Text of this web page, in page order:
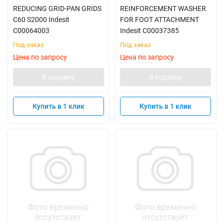
REDUCING GRID-PAN GRIDS
C60 S2000 Indesit
C00064003
Под заказ
Цена по запросу
В корзину
Купить в 1 клик
REINFORCEMENT WASHER
FOR FOOT ATTACHMENT
Indesit C00037385
Под заказ
Цена по запросу
В корзину
Купить в 1 клик